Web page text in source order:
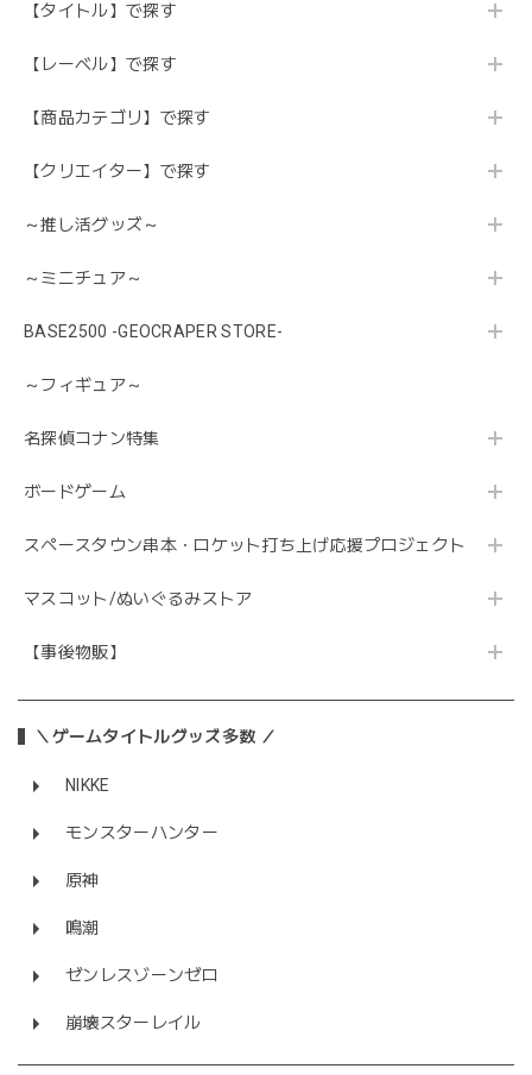
【タイトル】で探す
【レーベル】で探す
【商品カテゴリ】で探す
【クリエイター】で探す
～推し活グッズ～
～ミニチュア～
BASE2500 -GEOCRAPER STORE-
～フィギュア～
名探偵コナン特集
ボードゲーム
スペースタウン串本・ロケット打ち上げ応援プロジェクト
マスコット/ぬいぐるみストア
【事後物販】
＼ゲームタイトルグッズ多数 ／
NIKKE
モンスターハンター
原神
鳴潮
ゼンレスゾーンゼロ
崩壊スターレイル